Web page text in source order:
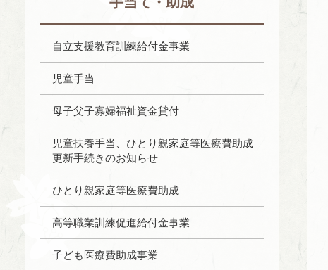
自立支援教育訓練給付金事業
児童手当
母子父子寡婦福祉資金貸付
児童扶養手当、ひとり親家庭等医療費助成
更新手続きのお知らせ
ひとり親家庭等医療費助成
高等職業訓練促進給付金事業
子ども医療費助成事業